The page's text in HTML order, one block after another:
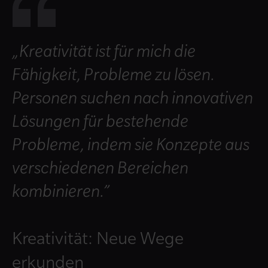
„Kreativität ist für mich die
Fähigkeit, Probleme zu lösen.
Personen suchen nach innovativen
Lösungen für bestehende
Probleme, indem sie Konzepte aus
verschiedenen Bereichen
kombinieren.”
Kreativität: Neue Wege
erkunden